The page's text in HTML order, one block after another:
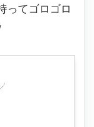
ってゴロゴロ